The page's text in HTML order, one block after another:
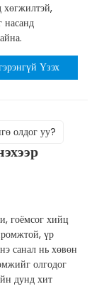
насанд
Үзэх
гоёмсог хийц
үр
санал нь хөвөн
олгодог
дунд хит